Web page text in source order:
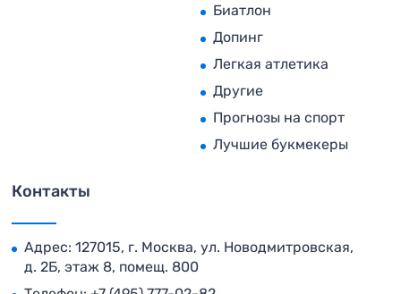
Биатлон
Допинг
Легкая атлетика
Другие
Прогнозы на спорт
Лучшие букмекеры
Контакты
Адрес: 127015, г. Москва, ул. Новодмитровская,
д. 2Б, этаж 8, помещ. 800